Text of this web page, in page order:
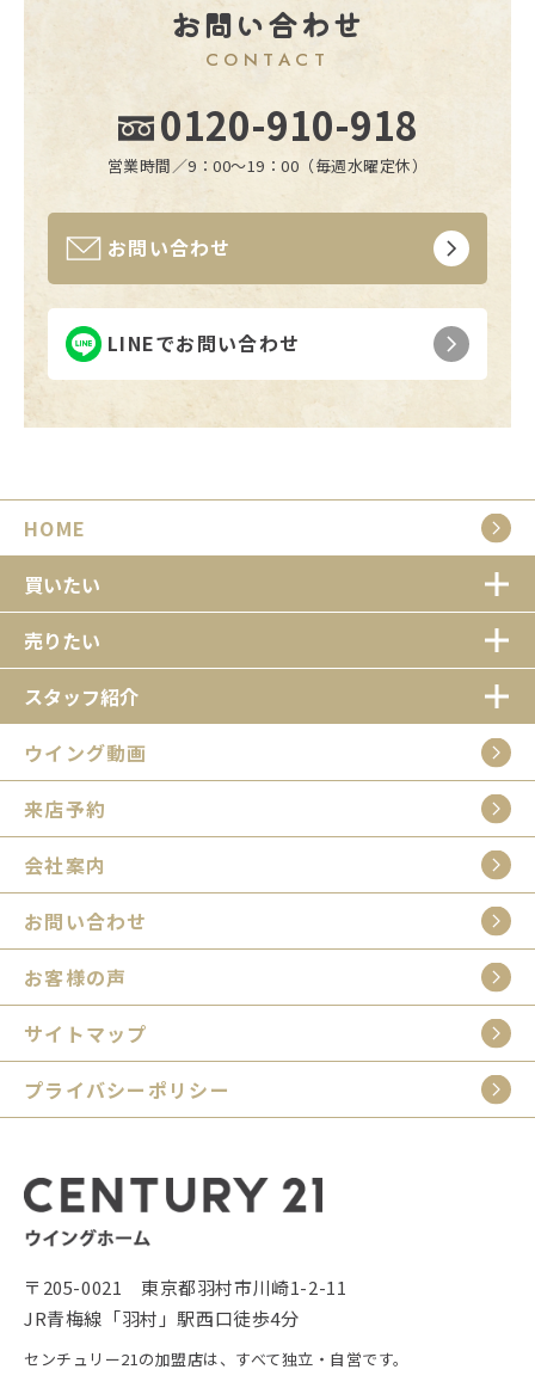
お問い合わせ
CONTACT
0120-910-918
営業時間／9：00〜19：00（毎週水曜定休）
お問い合わせ
LINEでお問い合わせ
HOME
買いたい
売りたい
スタッフ紹介
ウイング動画
来店予約
会社案内
お問い合わせ
お客様の声
サイトマップ
プライバシーポリシー
〒205-0021 東京都羽村市川崎1-2-11
JR青梅線「羽村」駅西口徒歩4分
センチュリー21の加盟店は、すべて独立・自営です。